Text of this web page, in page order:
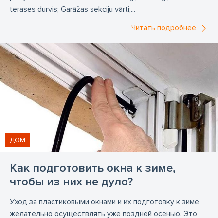
terases durvis; Garāžas sekciju vārti;...
Читать подробнее
Как подготовить окна к зиме,
чтобы из них не дуло?
ДОМ
Уход за пластиковыми окнами и их подготовку к зиме
желательно осуществлять уже поздней осенью. Это